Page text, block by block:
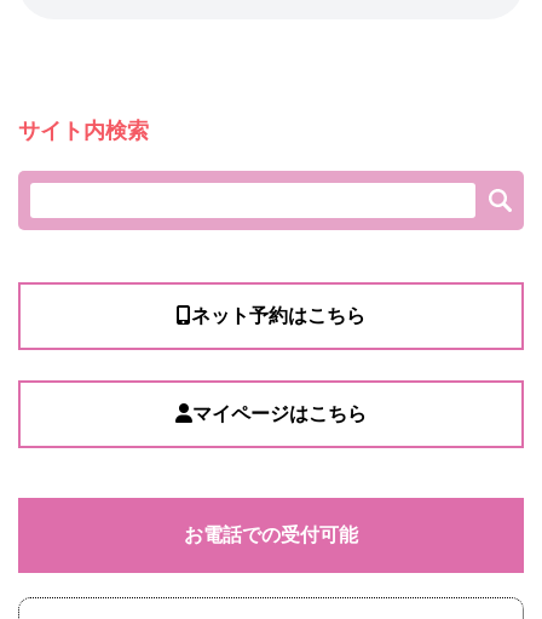
サイト内検索
ネット予約はこちら
マイページはこちら
お電話での受付可能